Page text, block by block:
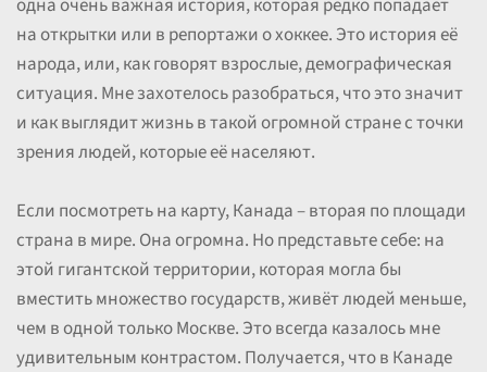
одна очень важная история, которая редко попадает
на открытки или в репортажи о хоккее. Это история её
народа, или, как говорят взрослые, демографическая
ситуация. Мне захотелось разобраться, что это значит
и как выглядит жизнь в такой огромной стране с точки
зрения людей, которые её населяют.
Если посмотреть на карту, Канада – вторая по площади
страна в мире. Она огромна. Но представьте себе: на
этой гигантской территории, которая могла бы
вместить множество государств, живёт людей меньше,
чем в одной только Москве. Это всегда казалось мне
удивительным контрастом. Получается, что в Канаде